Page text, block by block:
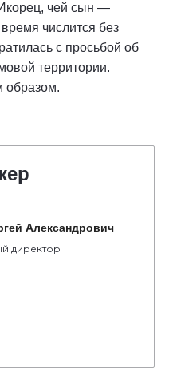
чей сын —
числится без
с просьбой об
территории.
образом.
Александрович
директор